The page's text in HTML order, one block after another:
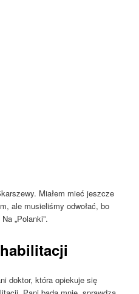
Miałem mieć jeszcze
ale musieliśmy odwołać, bo
„Polanki”.
doktor, która opiekuje się